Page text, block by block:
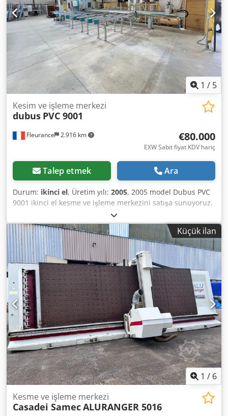
1 / 5
Fleurance 2.916 km
Kesim ve işleme merkezi
dubus PVC 9001
€80.000
EXW Sabit fiyat KDV hariç
Talep etmek Ara
Durum: ikinci el, Üretim yılı: 2005, 2005 model Dubus PVC
9001 ikinci el kesme ve işleme merkezini satışa sunuyoruz.
Tip: PVC 9001 Seri numarası: 2606 Csdpfxozk Ep Aj Acaerf
Üretim yılı: 2005 Üretim ayı: Nisan Herhangi bir sorunuz
veya daha fazla bilgiye ihtiyacınız olursa, lütfen bize mesaj
gönderin veya bizi arayın.
Küçük ilan
1 / 6
Kesme ve işleme merkezi
Casadei SamecALURANGER 5016